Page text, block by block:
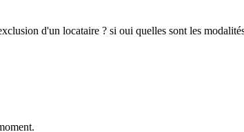
d'un locataire ? si oui quelles sont les